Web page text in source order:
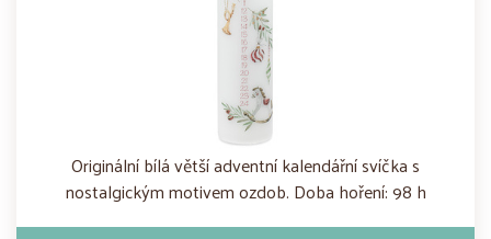
Originální bílá větší adventní kalendářní svíčka s
nostalgickým motivem ozdob. Doba hoření: 98 h